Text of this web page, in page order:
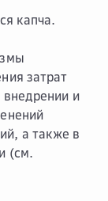
капча.
затрат
внедрении и
а также в
(см.